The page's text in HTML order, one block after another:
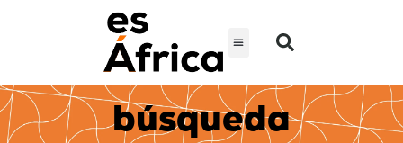
búsqueda